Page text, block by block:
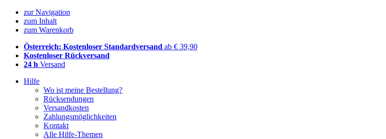
zur Navigation
zum Inhalt
zum Warenkorb
Österreich: Kostenloser Standardversand ab € 39,90
Kostenloser Rückversand
24 h Versand
Hilfe
Wo ist meine Bestellung?
Rücksendungen
Versandkosten
Zahlungsmöglichkeiten
Kontakt
Alle Hilfe-Themen